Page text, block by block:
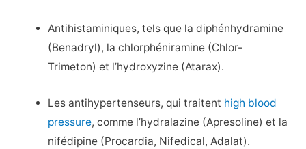
Antihistaminiques, tels que la diphénhydramine
(Benadryl), la chlorphéniramine (Chlor-
Trimeton) et l’hydroxyzine (Atarax).
Les antihypertenseurs, qui traitent high blood
pressure, comme l’hydralazine (Apresoline) et la
nifédipine (Procardia, Nifedical, Adalat).